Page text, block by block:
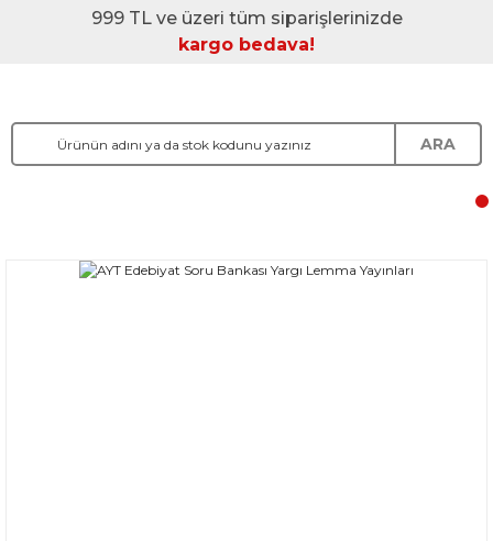
999 TL ve üzeri tüm siparişlerinizde
kargo bedava!
ARA